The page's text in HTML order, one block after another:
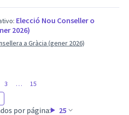
Elecció Nou Conseller o
2026)
a Gràcia (gener 2026)
por página: 25
3 … 15